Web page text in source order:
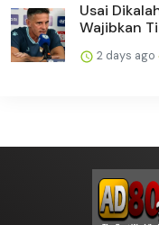
Usai
Wajibkan
2 days ago